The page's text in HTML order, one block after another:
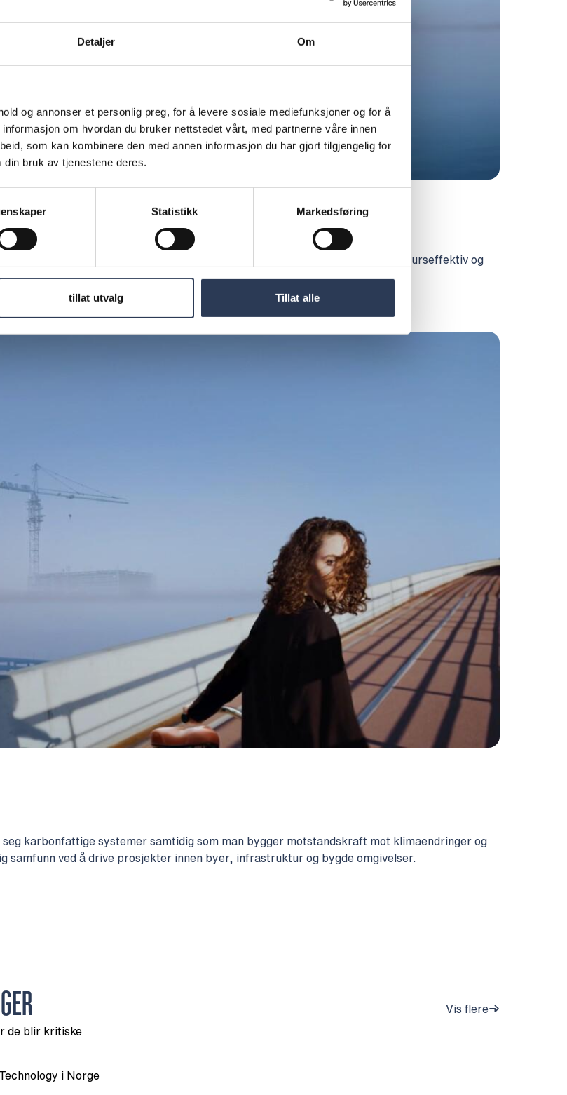
Detaljer Om
og annonser et personlig preg, for å levere sosiale mediefunksjoner og for å
om hvordan du bruker nettstedet vårt, med partnerne våre innen
som kan kombinere den med annen informasjon du har gjort tilgjengelig for
bruk av tjenestene deres.
Statistikk Markedsføring
tillat utvalg Tillat alle
område der Rejlers gjør en forskjell. Rejlers muliggjør overgangen til en ressurseffektiv og
innen den nyeste teknologien.
karbonfattige systemer samtidig som man bygger motstandskraft mot klimaendringer og
ved å drive prosjekter innen byer, infrastruktur og bygde omgivelser.
Vis flere
de blir kritiske
i Norge